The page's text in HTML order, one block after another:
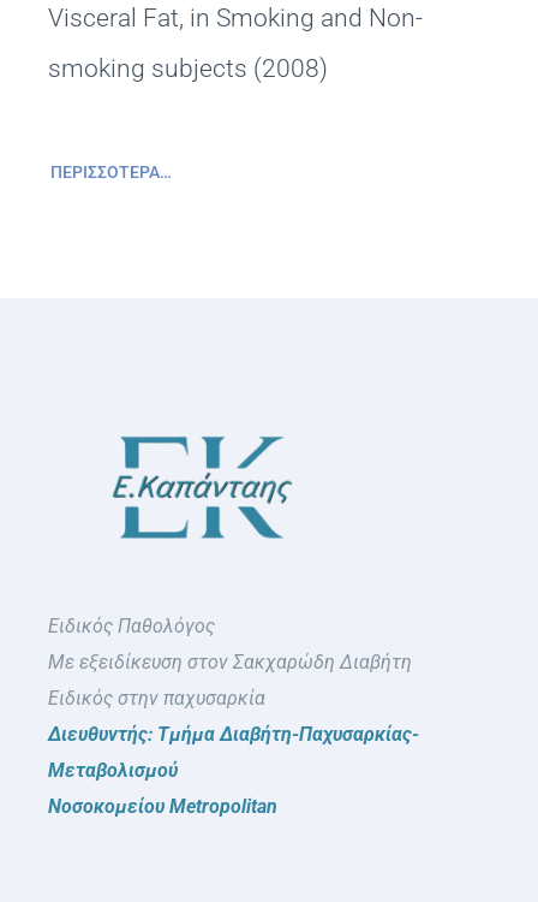
Visceral Fat, in Smoking and Non-
smoking subjects (2008)
ΠΕΡΙΣΣΌΤΕΡΑ…
Ειδικός Παθολόγος
Με εξειδίκευση στον Σακχαρώδη Διαβήτη
Ειδικός στην παχυσαρκία
Διευθυντής: Τμήμα Διαβήτη-Παχυσαρκίας-
Μεταβολισμού
Νοσοκομείου Metropolitan